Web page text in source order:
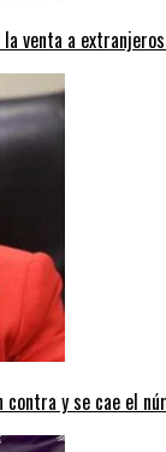
venta a
contra y se cae el